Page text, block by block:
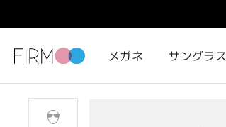
メガネ サングラス